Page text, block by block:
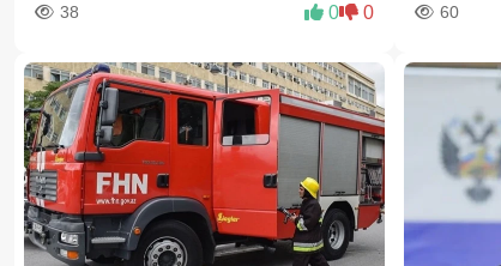
38 0 0 60